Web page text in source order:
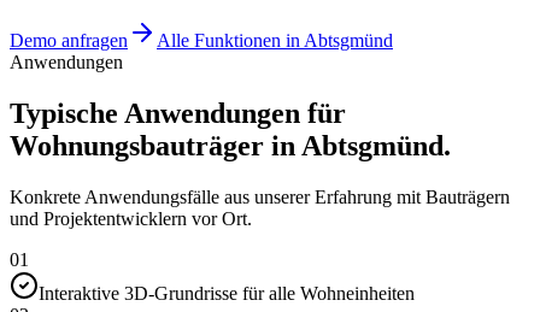
Demo anfragen
Alle Funktionen in Abtsgmünd
Anwendungen
Typische Anwendungen für
Wohnungsbauträger in Abtsgmünd.
Konkrete Anwendungsfälle aus unserer Erfahrung mit Bauträgern
und Projektentwicklern vor Ort.
01
Interaktive 3D-Grundrisse für alle Wohneinheiten